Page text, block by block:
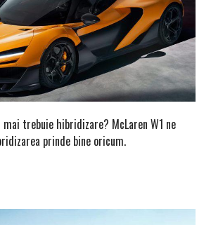
trebuie hibridizare? McLaren W1 ne
prinde bine oricum.